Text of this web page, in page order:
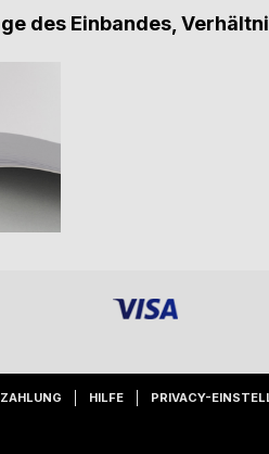
des Einbandes,
HILFE PRIVACY-